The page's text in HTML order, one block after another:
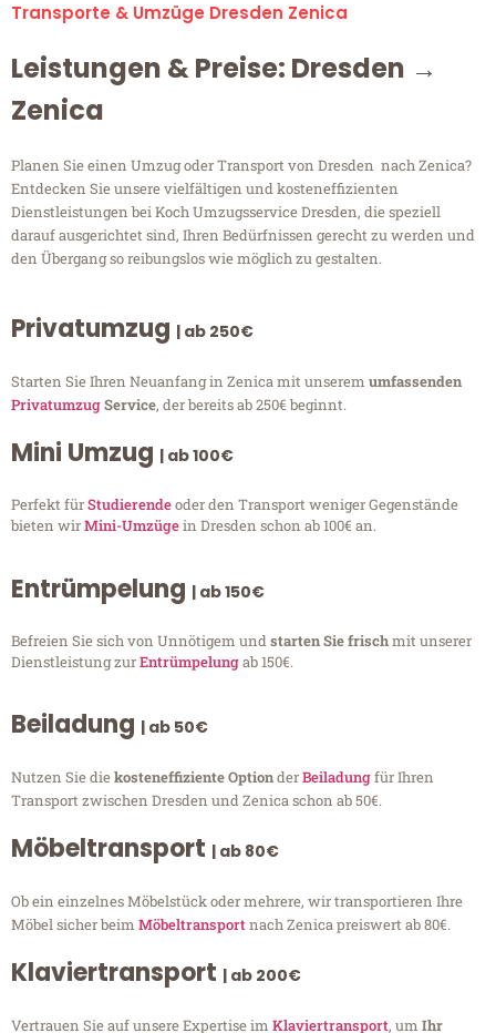
Transporte & Umzüge Dresden Zenica
Leistungen & Preise: Dresden →
Zenica
Planen Sie einen Umzug oder Transport von Dresden nach Zenica?
Entdecken Sie unsere vielfältigen und kosteneffizienten
Dienstleistungen bei Koch Umzugsservice Dresden, die speziell
darauf ausgerichtet sind, Ihren Bedürfnissen gerecht zu werden und
den Übergang so reibungslos wie möglich zu gestalten.
Privatumzug | ab 250€
Starten Sie Ihren Neuanfang in Zenica mit unserem umfassenden
PrivatumzugService, der bereits ab 250€ beginnt.
Mini Umzug | ab 100€
Perfekt fürStudierendeoder den Transport weniger Gegenstände
bieten wirMini-Umzügein Dresden schon ab 100€ an.
Entrümpelung | ab 150€
Befreien Sie sich von Unnötigem undstarten Sie frischmit unserer
Dienstleistung zurEntrümpelungab 150€.
Beiladung | ab 50€
Nutzen Sie diekosteneffiziente OptionderBeiladungfür Ihren
Transport zwischen Dresden und Zenica schon ab 50€.
Möbeltransport | ab 80€
Ob ein einzelnes Möbelstück oder mehrere, wir transportieren Ihre
Möbel sicher beim Möbeltransportnach Zenica preiswert ab 80€.
Klaviertransport | ab 200€
Vertrauen Sie auf unsere Expertise im Klaviertransport, um Ihr